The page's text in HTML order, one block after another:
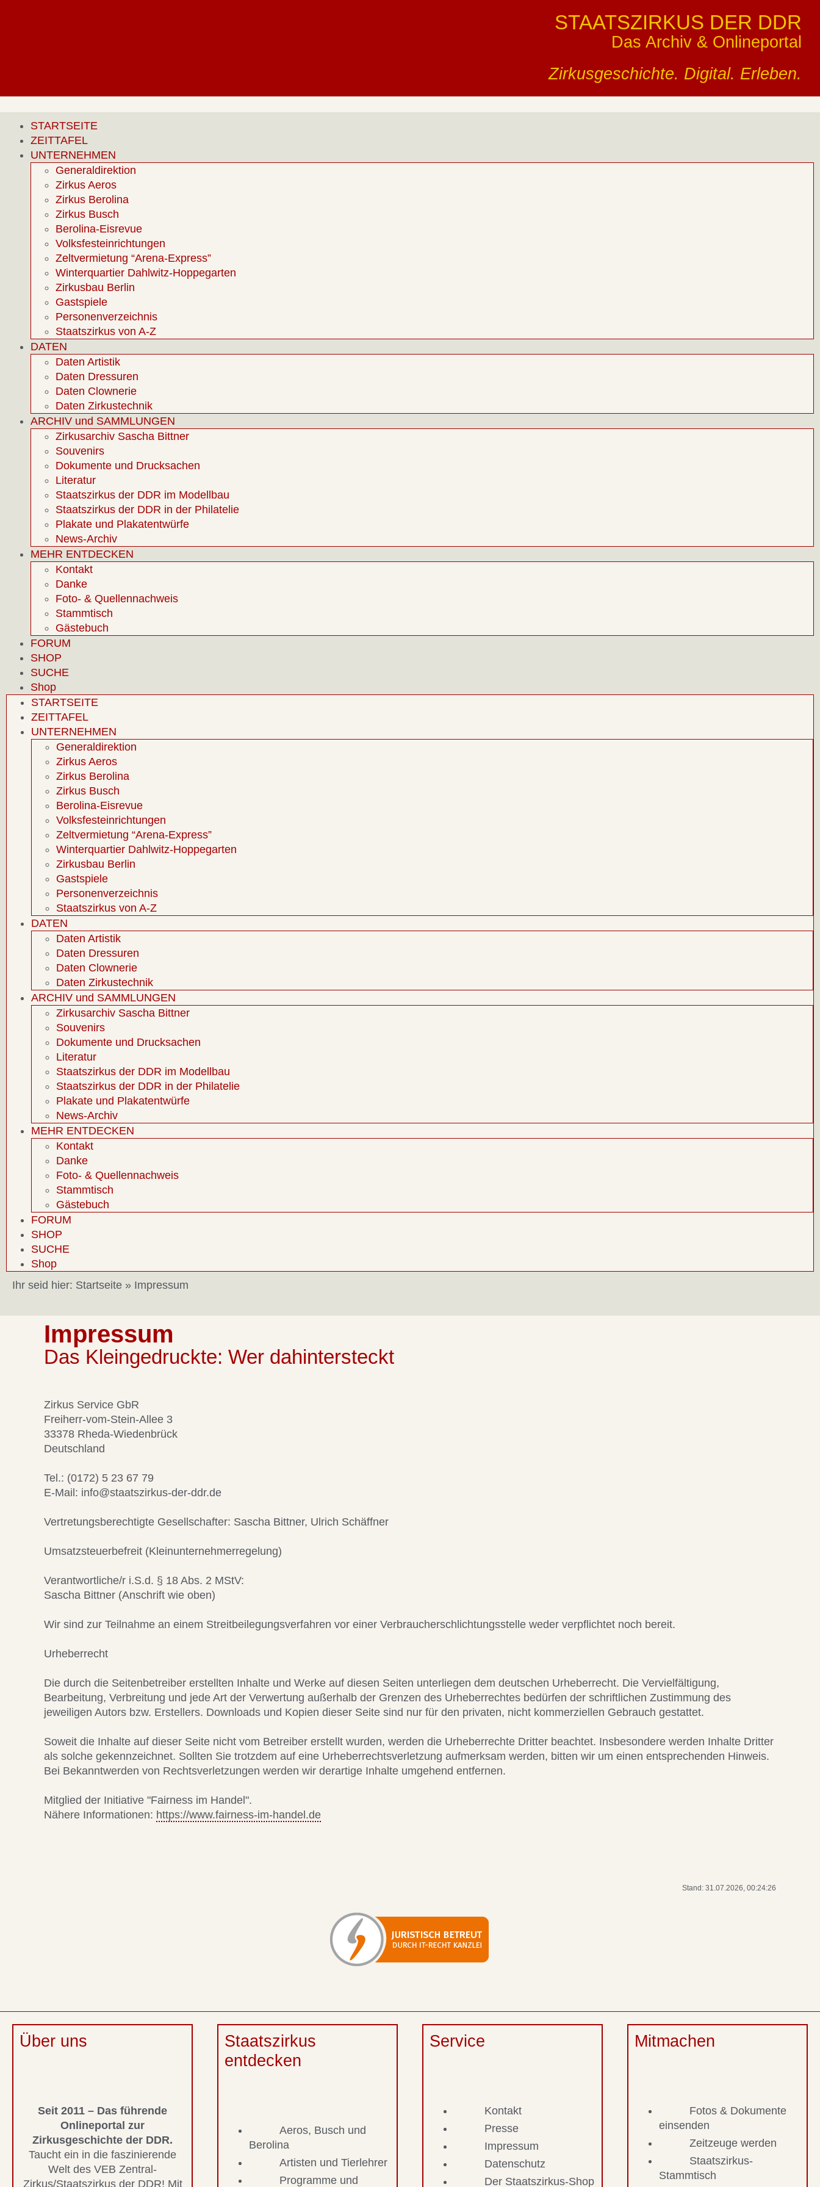
STAATSZIRKUS DER DDR
Das Archiv & Onlineportal
Zirkusgeschichte. Digital. Erleben.
STARTSEITE
ZEITTAFEL
UNTERNEHMEN
Generaldirektion
Zirkus Aeros
Zirkus Berolina
Zirkus Busch
Berolina-Eisrevue
Volksfesteinrichtungen
Zeltvermietung “Arena-Express”
Winterquartier Dahlwitz-Hoppegarten
Zirkusbau Berlin
Gastspiele
Personenverzeichnis
Staatszirkus von A-Z
DATEN
Daten Artistik
Daten Dressuren
Daten Clownerie
Daten Zirkustechnik
ARCHIV und SAMMLUNGEN
Zirkusarchiv Sascha Bittner
Souvenirs
Dokumente und Drucksachen
Literatur
Staatszirkus der DDR im Modellbau
Staatszirkus der DDR in der Philatelie
Plakate und Plakatentwürfe
News-Archiv
MEHR ENTDECKEN
Kontakt
Danke
Foto- & Quellennachweis
Stammtisch
Gästebuch
FORUM
SHOP
SUCHE
Shop
STARTSEITE
ZEITTAFEL
UNTERNEHMEN
Generaldirektion
Zirkus Aeros
Zirkus Berolina
Zirkus Busch
Berolina-Eisrevue
Volksfesteinrichtungen
Zeltvermietung “Arena-Express”
Winterquartier Dahlwitz-Hoppegarten
Zirkusbau Berlin
Gastspiele
Personenverzeichnis
Staatszirkus von A-Z
DATEN
Daten Artistik
Daten Dressuren
Daten Clownerie
Daten Zirkustechnik
ARCHIV und SAMMLUNGEN
Zirkusarchiv Sascha Bittner
Souvenirs
Dokumente und Drucksachen
Literatur
Staatszirkus der DDR im Modellbau
Staatszirkus der DDR in der Philatelie
Plakate und Plakatentwürfe
News-Archiv
MEHR ENTDECKEN
Kontakt
Danke
Foto- & Quellennachweis
Stammtisch
Gästebuch
FORUM
SHOP
SUCHE
Shop
Ihr seid hier: Startseite » Impressum
Impressum
Das Kleingedruckte: Wer dahintersteckt
Zirkus Service GbR
Freiherr-vom-Stein-Allee 3
33378 Rheda-Wiedenbrück
Deutschland
Tel.: (0172) 5 23 67 79
E-Mail: info@staatszirkus-der-ddr.de
Vertretungsberechtigte Gesellschafter: Sascha Bittner, Ulrich Schäffner
Umsatzsteuerbefreit (Kleinunternehmerregelung)
Verantwortliche/r i.S.d. § 18 Abs. 2 MStV:
Sascha Bittner (Anschrift wie oben)
Wir sind zur Teilnahme an einem Streitbeilegungsverfahren vor einer Verbraucherschlichtungsstelle weder verpflichtet noch bereit.
Urheberrecht
Die durch die Seitenbetreiber erstellten Inhalte und Werke auf diesen Seiten unterliegen dem deutschen Urheberrecht. Die Vervielfältigung,
Bearbeitung, Verbreitung und jede Art der Verwertung außerhalb der Grenzen des Urheberrechtes bedürfen der schriftlichen Zustimmung des
jeweiligen Autors bzw. Erstellers. Downloads und Kopien dieser Seite sind nur für den privaten, nicht kommerziellen Gebrauch gestattet.
Soweit die Inhalte auf dieser Seite nicht vom Betreiber erstellt wurden, werden die Urheberrechte Dritter beachtet. Insbesondere werden Inhalte Dritter
als solche gekennzeichnet. Sollten Sie trotzdem auf eine Urheberrechtsverletzung aufmerksam werden, bitten wir um einen entsprechenden Hinweis.
Bei Bekanntwerden von Rechtsverletzungen werden wir derartige Inhalte umgehend entfernen.
Mitglied der Initiative "Fairness im Handel".
Nähere Informationen: https://www.fairness-im-handel.de
Stand: 31.07.2026, 00:24:26
Über uns
Seit 2011 – Das führende
Onlineportal zur
Zirkusgeschichte der DDR.
Taucht ein in die faszinierende
Welt des VEB Zentral-
Zirkus/Staatszirkus der DDR! Mit
Staatszirkus
entdecken
Aeros, Busch und
Berolina
Artisten und Tierlehrer
Programme und
Service
Kontakt
Presse
Impressum
Datenschutz
Der Staatszirkus-Shop
Mitmachen
Fotos & Dokumente
einsenden
Zeitzeuge werden
Staatszirkus-
Stammtisch